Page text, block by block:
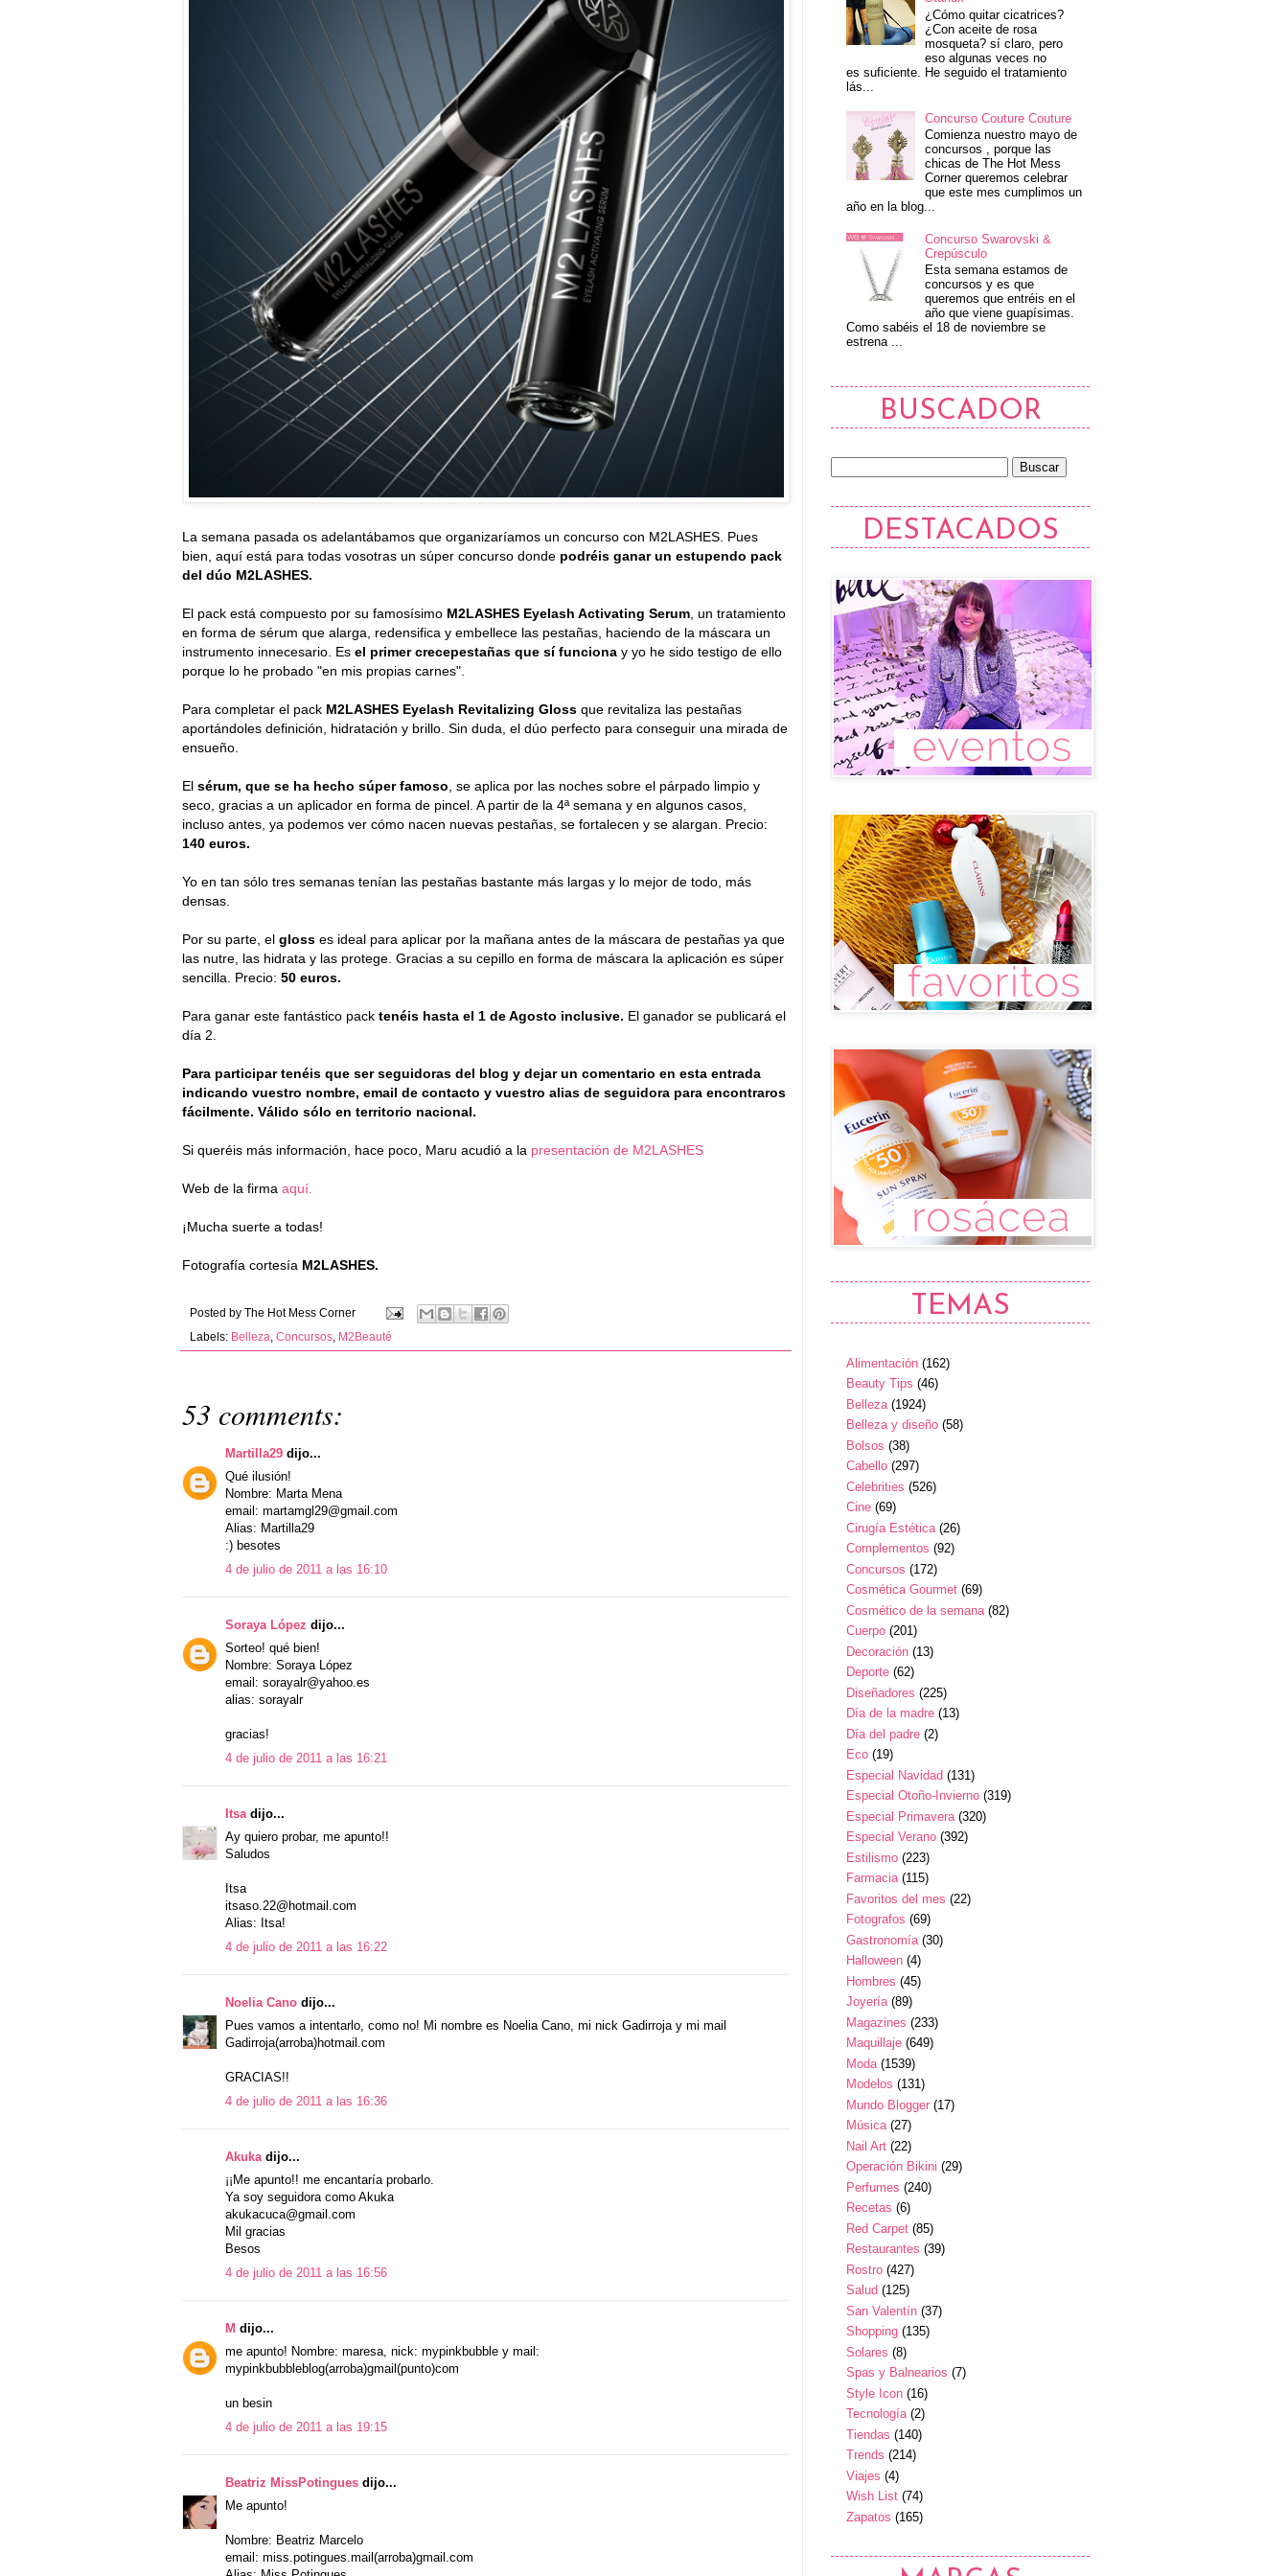
La semana pasada os adelantábamos que organizaríamos un concurso con M2LASHES. Pues
bien, aquí está para todas vosotras un súper concurso donde podréis ganar un estupendo pack
del dúo M2LASHES.
El pack está compuesto por su famosísimo M2LASHES Eyelash Activating Serum , un tratamiento
en forma de sérum que alarga, redensifica y embellece las pestañas, haciendo de la máscara un
instrumento innecesario. Es el primer crecepestañas que sí funciona y yo he sido testigo de ello
porque lo he probado "en mis propias carnes".
Para completar el pack M2LASHES Eyelash Revitalizing Gloss que revitaliza las pestañas
aportándoles definición, hidratación y brillo. Sin duda, el dúo perfecto para conseguir una mirada de
ensueño.
El sérum, que se ha hecho súper famoso , se aplica por las noches sobre el párpado limpio y
seco, gracias a un aplicador en forma de pincel. A partir de la 4ª semana y en algunos casos,
incluso antes, ya podemos ver cómo nacen nuevas pestañas, se fortalecen y se alargan. Precio:
140 euros.
Yo en tan sólo tres semanas tenían las pestañas bastante más largas y lo mejor de todo, más
densas.
Por su parte, el gloss es ideal para aplicar por la mañana antes de la máscara de pestañas ya que
las nutre, las hidrata y las protege. Gracias a su cepillo en forma de máscara la aplicación es súper
sencilla. Precio: 50 euros.
Para ganar este fantástico pack tenéis hasta el 1 de Agosto inclusive. El ganador se publicará el
día 2.
Para participar tenéis que ser seguidoras del blog y dejar un comentario en esta entrada
indicando vuestro nombre, email de contacto y vuestro alias de seguidora para encontraros
fácilmente. Válido sólo en territorio nacional.
Si queréis más información, hace poco, Maru acudió a la presentación de M2LASHES
Web de la firma aquí.
¡Mucha suerte a todas!
Fotografía cortesía M2LASHES.
Posted by The Hot Mess Corner
Labels: Belleza Concursos M2Beauté
53 comments:
Martilla29 dijo...
Qué ilusión!
Nombre: Marta Mena
email: martamgl29@gmail.com
Alias: Martilla29
:) besotes
4 de julio de 2011 a las 16:10
Soraya López dijo...
Sorteo! qué bien!
Nombre: Soraya López
email: sorayalr@yahoo.es
alias: sorayalr
gracias!
4 de julio de 2011 a las 16:21
Itsa dijo...
Ay quiero probar, me apunto!!
Saludos
Itsa
itsaso.22@hotmail.com
Alias: Itsa!
4 de julio de 2011 a las 16:22
Noelia Cano dijo...
Pues vamos a intentarlo, como no! Mi nombre es Noelia Cano, mi nick Gadirroja y mi mail
Gadirroja(arroba)hotmail.com
GRACIAS!!
4 de julio de 2011 a las 16:36
Akuka dijo...
¡¡Me apunto!! me encantaría probarlo.
Ya soy seguidora como Akuka
akukacuca@gmail.com
Mil gracias
Besos
4 de julio de 2011 a las 16:56
M dijo...
me apunto! Nombre: maresa, nick: mypinkbubble y mail:
mypinkbubbleblog(arroba)gmail(punto)com
un besin
4 de julio de 2011 a las 19:15
Beatriz MissPotingues dijo...
Me apunto!
Nombre: Beatriz Marcelo
email: miss.potingues.mail(arroba)gmail.com
¿Cómo quitar cicatrices?
¿Con aceite de rosa
mosqueta? sí claro, pero
eso algunas veces no
es suficiente. He seguido el tratamiento
lás...
Concurso Couture Couture
Comienza nuestro mayo de
concursos , porque las
chicas de The Hot Mess
Corner queremos celebrar
que este mes cumplimos un
año en la blog...
Concurso Swarovski &
Crepúsculo
Esta semana estamos de
concursos y es que
queremos que entréis en el
año que viene guapísimas.
Como sabéis el 18 de noviembre se
estrena ...
BUSCADOR
DESTACADOS
TEMAS
Alimentación (162)
Beauty Tips (46)
Belleza (1924)
Belleza y diseño (58)
Bolsos (38)
Cabello (297)
Celebrities (526)
Cine (69)
Cirugía Estética (26)
Complementos (92)
Concursos (172)
Cosmética Gourmet (69)
Cosmético de la semana (82)
Cuerpo (201)
Decoración (13)
Deporte (62)
Diseñadores (225)
Día de la madre (13)
Día del padre (2)
Eco (19)
Especial Navidad (131)
Especial Otoño-Invierno (319)
Especial Primavera (320)
Especial Verano (392)
Estilismo (223)
Farmacia (115)
Favoritos del mes (22)
Fotografos (69)
Gastronomía (30)
Halloween (4)
Hombres (45)
Joyería (89)
Magazines (233)
Maquillaje (649)
Moda (1539)
Modelos (131)
Mundo Blogger (17)
Música (27)
Nail Art (22)
Operación Bikini (29)
Perfumes (240)
Recetas (6)
Red Carpet (85)
Restaurantes (39)
Rostro (427)
Salud (125)
San Valentín (37)
Shopping (135)
Solares (8)
Spas y Balnearios (7)
Style Icon (16)
Tecnología (2)
Tiendas (140)
Trends (214)
Viajes (4)
Wish List (74)
Zapatos (165)